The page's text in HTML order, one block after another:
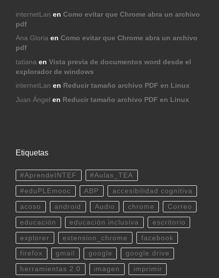
internetLan en Como evitar que Chrome abra un archivo
pdf
Ana Gloriaen Como evitar que Chrome abra un archivo
pdf
tatiana en Vista previa de documentos word desde el
explorador de windows
internetLan en Reducir tamaño archivo PDF en Linux
Juan Ángel en Reducir tamaño archivo PDF en Linux
Etiquetas
#AprendeINTEF #Aulas_TEA
#eduPLEmooc ABP accesibilidad cognitiva
acoso android Audio chrome Correo
educación educación inclusiva escritorio
explorer extension_chrome facebook
firefox gmail google google drive
herramientas 2.0 imagen imprimir